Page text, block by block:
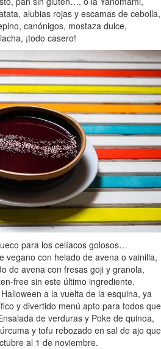
alubias rojas y escamas de cebolla,
canónigos, mostaza dulce,
¡todo casero!
para los celíacos golosos…
vegano con helado de avena o vainilla,
de avena con fresas goji y granola,
free sin este último ingrediente.
a la vuelta de la esquina, ya
y divertido menú apto para todos que
de verduras y Poke de quinoa,
y tofu rebozado en sal de ajo que
al 1 de noviembre.